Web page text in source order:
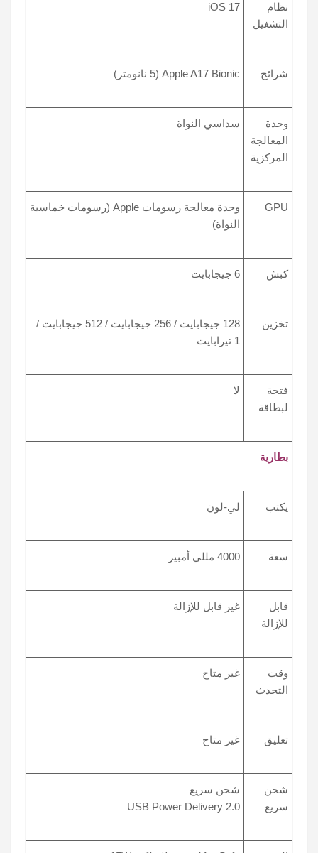
نظام
التشغيل
iOS 17
شرائح Apple A17 Bionic (5 نانومتر)
وحدة
المعالجة
المركزية
سداسي النواة
GPU
وحدة معالجة رسومات Apple (رسومات خماسية
النواة)
كبش 6 جيجابايت
تخزين
128 جيجابايت / 256 جيجابايت / 512 جيجابايت /
1 تيرابايت
فتحة
لبطاقة
لا
بطارية
يكتب لي-لون
سعة 4000 مللي أمبير
قابل
للإزالة
غير قابل للإزالة
وقت
التحدث
غير متاح
تعليق غير متاح
شحن
سريع
شحن سريع
USB Power Delivery 2.0